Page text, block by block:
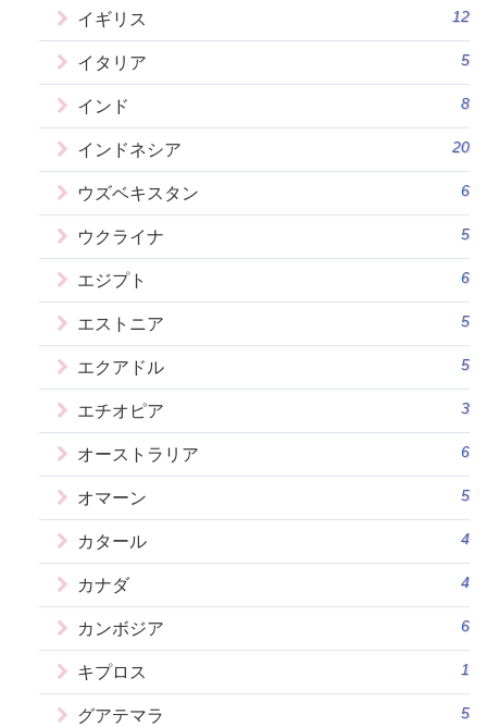
イギリス 12
イタリア 5
インド 8
インドネシア 20
ウズベキスタン 6
ウクライナ 5
エジプト 6
エストニア 5
エクアドル 5
エチオピア 3
オーストラリア 6
オマーン 5
カタール 4
カナダ 4
カンボジア 6
キプロス 1
グアテマラ 5